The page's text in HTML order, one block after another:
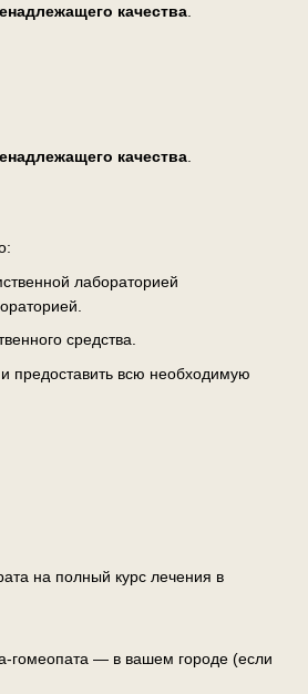
качества.
качества.
лабораторией
средства.
предоставить всю необходимую
на полный курс лечения в
гомеопата — в вашем городе (если